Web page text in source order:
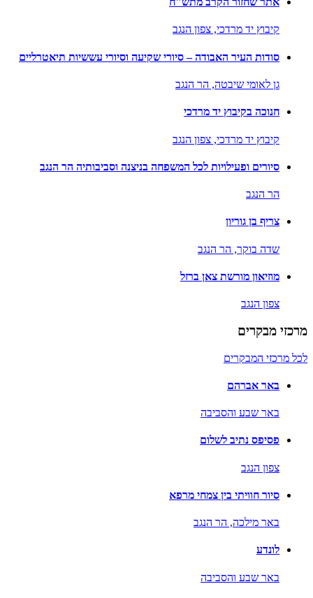
קיבוץ יד מרדכי, צפון הנגב
סודות העיר האבודה – סיורי שקיעה וסיורי עששיות תיאטרליים
גן לאומי שיבטה, הר הנגב
חנוכה בקיבוץ יד מרדכי
קיבוץ יד מרדכי, צפון הנגב
סיורים ופעילויות לכל המשפחה בניצנה וסביבותיה הר הנגב
הר הנגב
צריף בן גוריון
שדה בוקר, הר הנגב
מוזיאון מורשת צאן ברזל
צפון הנגב
מרכזי מבקרים
לכל מרכזי המבקרים
באר אברהם
באר שבע והסביבה
פסיפס נתיב לשלום
צפון הנגב
סיור חוויתי בין צמחי מרפא
באר מילכה, הר הנגב
לונדע
באר שבע והסביבה